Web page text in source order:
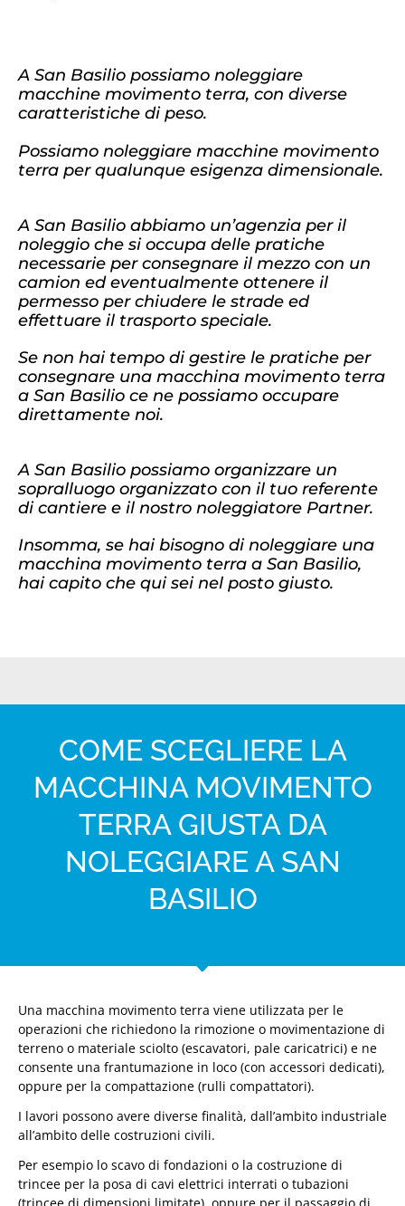
A San Basilio possiamo noleggiare
macchine movimento terra, con diverse
caratteristiche di peso.
Possiamo noleggiare macchine movimento
terra per qualunque esigenza dimensionale.
A San Basilio abbiamo un’agenzia per il
noleggio che si occupa delle pratiche
necessarie per consegnare il mezzo con un
camion ed eventualmente ottenere il
permesso per chiudere le strade ed
effettuare il trasporto speciale.
Se non hai tempo di gestire le pratiche per
consegnare una macchina movimento terra
a San Basilio ce ne possiamo occupare
direttamente noi.
A San Basilio possiamo organizzare un
sopralluogo organizzato con il tuo referente
di cantiere e il nostro noleggiatore Partner.
Insomma, se hai bisogno di noleggiare una
macchina movimento terra a San Basilio,
hai capito che qui sei nel posto giusto.
COME SCEGLIERE LA
MACCHINA MOVIMENTO
TERRA GIUSTA DA
NOLEGGIARE A SAN
BASILIO
Una macchina movimento terra viene utilizzata per le
operazioni che richiedono la rimozione o movimentazione di
terreno o materiale sciolto (escavatori, pale caricatrici) e ne
consente una frantumazione in loco (con accessori dedicati),
oppure per la compattazione (rulli compattatori).
I lavori possono avere diverse finalità, dall’ambito industriale
all’ambito delle costruzioni civili.
Per esempio lo scavo di fondazioni o la costruzione di
trincee per la posa di cavi elettrici interrati o tubazioni
(trincee di dimensioni limitate), oppure per il passaggio di